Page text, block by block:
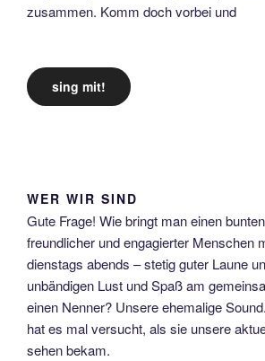
zusammen. Komm doch vorbei und
sing mit!
WER WIR SIND
Gute Frage! Wie bringt man einen
freundlicher und engagierter Menschen
dienstags abends – stetig guter Laune
unbändigen Lust und Spaß am
einen Nenner? Unsere ehemalige
hat es mal versucht, als sie unsere
sehen bekam.